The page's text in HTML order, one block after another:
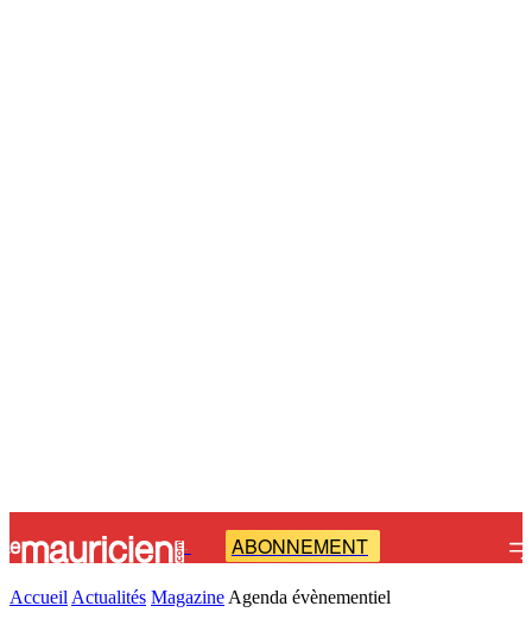
- ABONNEMENT
Accueil Actualités Magazine Agenda évènementiel